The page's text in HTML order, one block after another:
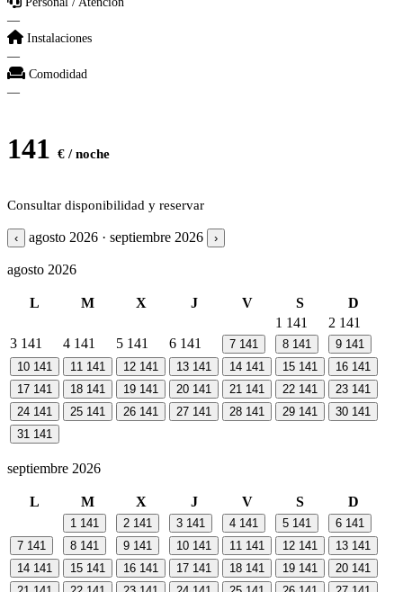
—
Instalaciones
—
Comodidad
—
141 € / noche
Consultar disponibilidad y reservar
‹ agosto 2026 · septiembre 2026 ›
agosto 2026
L M X J V S
D
1 141 2 141
3 141 4 141 5 141 6 141 7 141 8 141 9 141
10 141 11 141 12 141 13 141 14 141 15 141 16 141
17 141 18 141 19 141 20 141 21 141 22 141 23 141
24 141 25 141 26 141 27 141 28 141 29 141 30 141
31 141
septiembre 2026
L M X J V S D
1 141 2 141 3 141 4 141 5 141 6 141
7 141 8 141 9 141 10 141 11 141 12 141 13 141
14 141 15 141 16 141 17 141 18 141 19 141 20 141